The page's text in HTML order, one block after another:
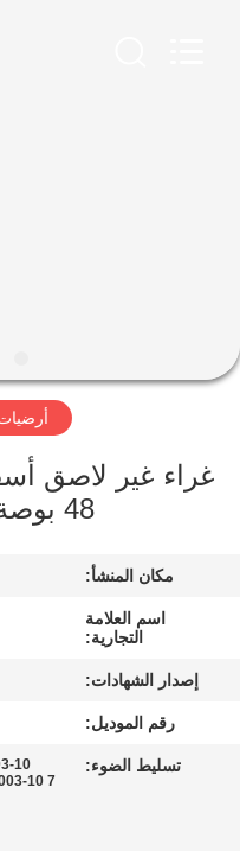
جولة
المعمل
الجودة
اتصل
اطلب
أرضيات
48 بوصة 0.1-0.5 مم
مكان المنشأ:
اسم العلامة
التجارية:
إصدار الشهادات:
رقم الموديل:
تسليط الضوء: